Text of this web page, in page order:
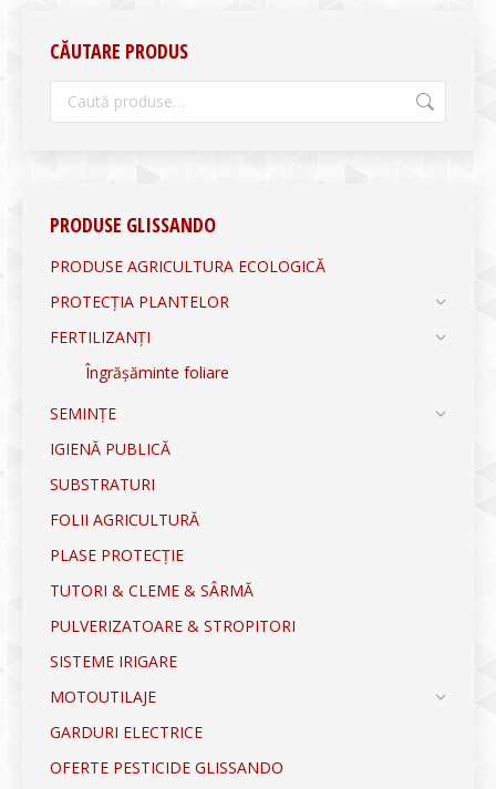
CĂUTARE PRODUS
PRODUSE GLISSANDO
PRODUSE AGRICULTURA ECOLOGICĂ
PROTECȚIA PLANTELOR
FERTILIZANȚI
Îngrășăminte foliare
SEMINȚE
IGIENĂ PUBLICĂ
SUBSTRATURI
FOLII AGRICULTURĂ
PLASE PROTECȚIE
TUTORI & CLEME & SÂRMĂ
PULVERIZATOARE & STROPITORI
SISTEME IRIGARE
MOTOUTILAJE
GARDURI ELECTRICE
OFERTE PESTICIDE GLISSANDO